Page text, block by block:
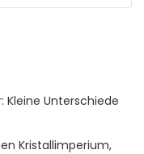
Kleine Unterschiede
Kristallimperium,